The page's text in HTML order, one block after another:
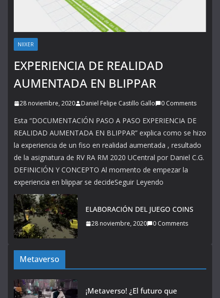
NIIXER
EXPERIENCIA DE REALIDAD
AUMENTADA EN BLIPPAR
28 noviembre, 2020 Daniel Felipe Castillo Gallo 0 Comments
Esta “DOCUMENTACIÓN PASO A PASO EXPERIENCIA DE
REALIDAD AUMENTADA EN BLIPPAR” explica como se hizo
la experiencia de un fiso en realidad aumentada , resultado
de la asignatura de RV RA RM 2020 UCentral por Daniel C.G.
DEFINICIÓN Y CONCEPTO Al momento de empezar la
experiencia en blippar se decideSeguir Leyendo
ELABORACIÓN DEL JUEGO COINS
28 noviembre, 2020 0 Comments
Metaverso
¡Metaverso! ¿El futuro que